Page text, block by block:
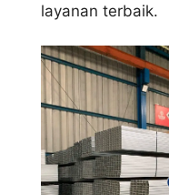
layanan terbaik.